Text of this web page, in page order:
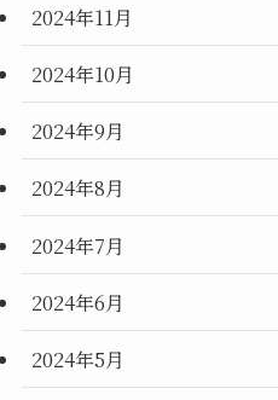
2024年11月
2024年10月
2024年9月
2024年8月
2024年7月
2024年6月
2024年5月